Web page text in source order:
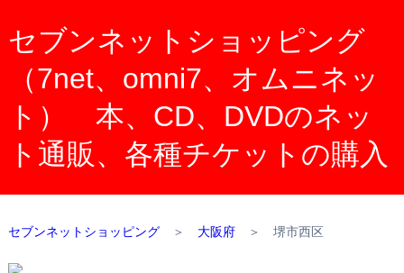
セブンネットショッピング
（7net、omni7、オムニネッ
ト） 本、CD、DVDのネッ
ト通販、各種チケットの購入
セブンネットショッピング＞ 大阪府＞ 堺市西区